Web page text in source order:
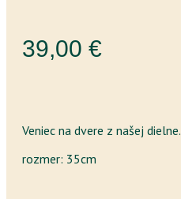
39,00 €
Veniec na dvere z našej dielne.
rozmer: 35cm